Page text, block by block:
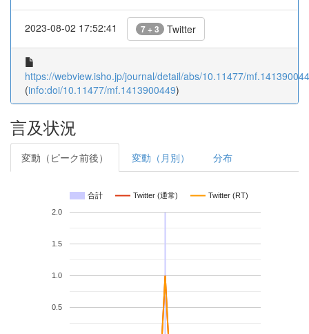
2023-08-02 17:52:41 7 + 3 Twitter
https://webview.isho.jp/journal/detail/abs/10.11477/
(info:doi/10.11477/mf.1413900449)
言及状況
変動（ピーク前後） 変動（月別） 分布
合計 Twitter (通常) Twitter (RT)
0.5
1.0
1.5
2.0